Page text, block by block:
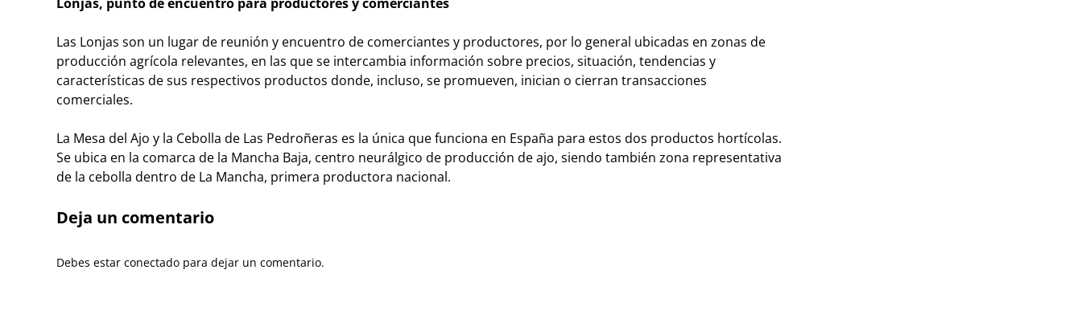
Las Lonjas son un lugar de reunión y encuentro de comerciantes y productores, por lo general ubicadas en zonas de
producción agrícola relevantes, en las que se intercambia información sobre precios, situación, tendencias y
características de sus respectivos productos donde, incluso, se promueven, inician o cierran transacciones
comerciales.
La Mesa del Ajo y la Cebolla de Las Pedroñeras es la única que funciona en España para estos dos productos hortícolas.
Se ubica en la comarca de la Mancha Baja, centro neurálgico de producción de ajo, siendo también zona representativa
de la cebolla dentro de La Mancha, primera productora nacional.
Deja un comentario
Debes estar conectado para dejar un comentario.